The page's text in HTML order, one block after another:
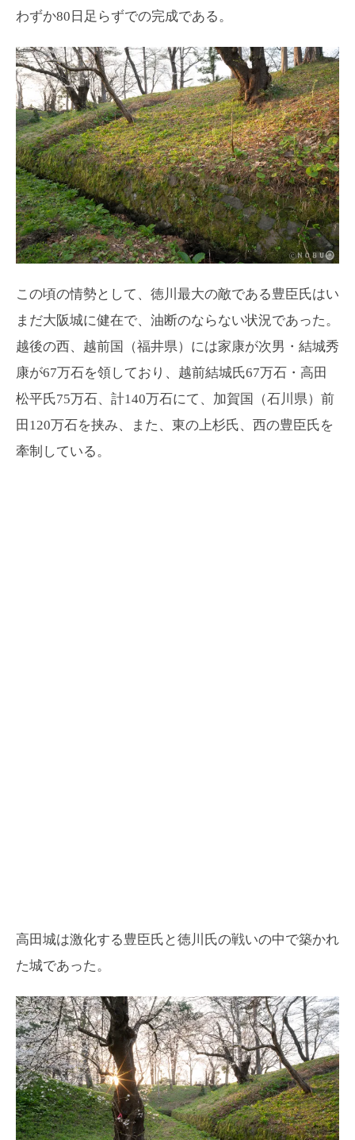
わずか80日足らずでの完成である。
この頃の情勢として、徳川最大の敵である豊臣氏はい
まだ大阪城に健在で、油断のならない状況であった。
越後の西、越前国（福井県）には家康が次男・結城秀
康が67万石を領しており、越前結城氏67万石・高田
松平氏75万石、計140万石にて、加賀国（石川県）前
田120万石を挟み、また、東の上杉氏、西の豊臣氏を
牽制している。
高田城は激化する豊臣氏と徳川氏の戦いの中で築かれ
た城であった。